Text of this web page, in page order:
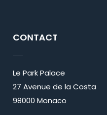
CONTACT
Le Park Palace
27 Avenue de la Costa
98000 Monaco